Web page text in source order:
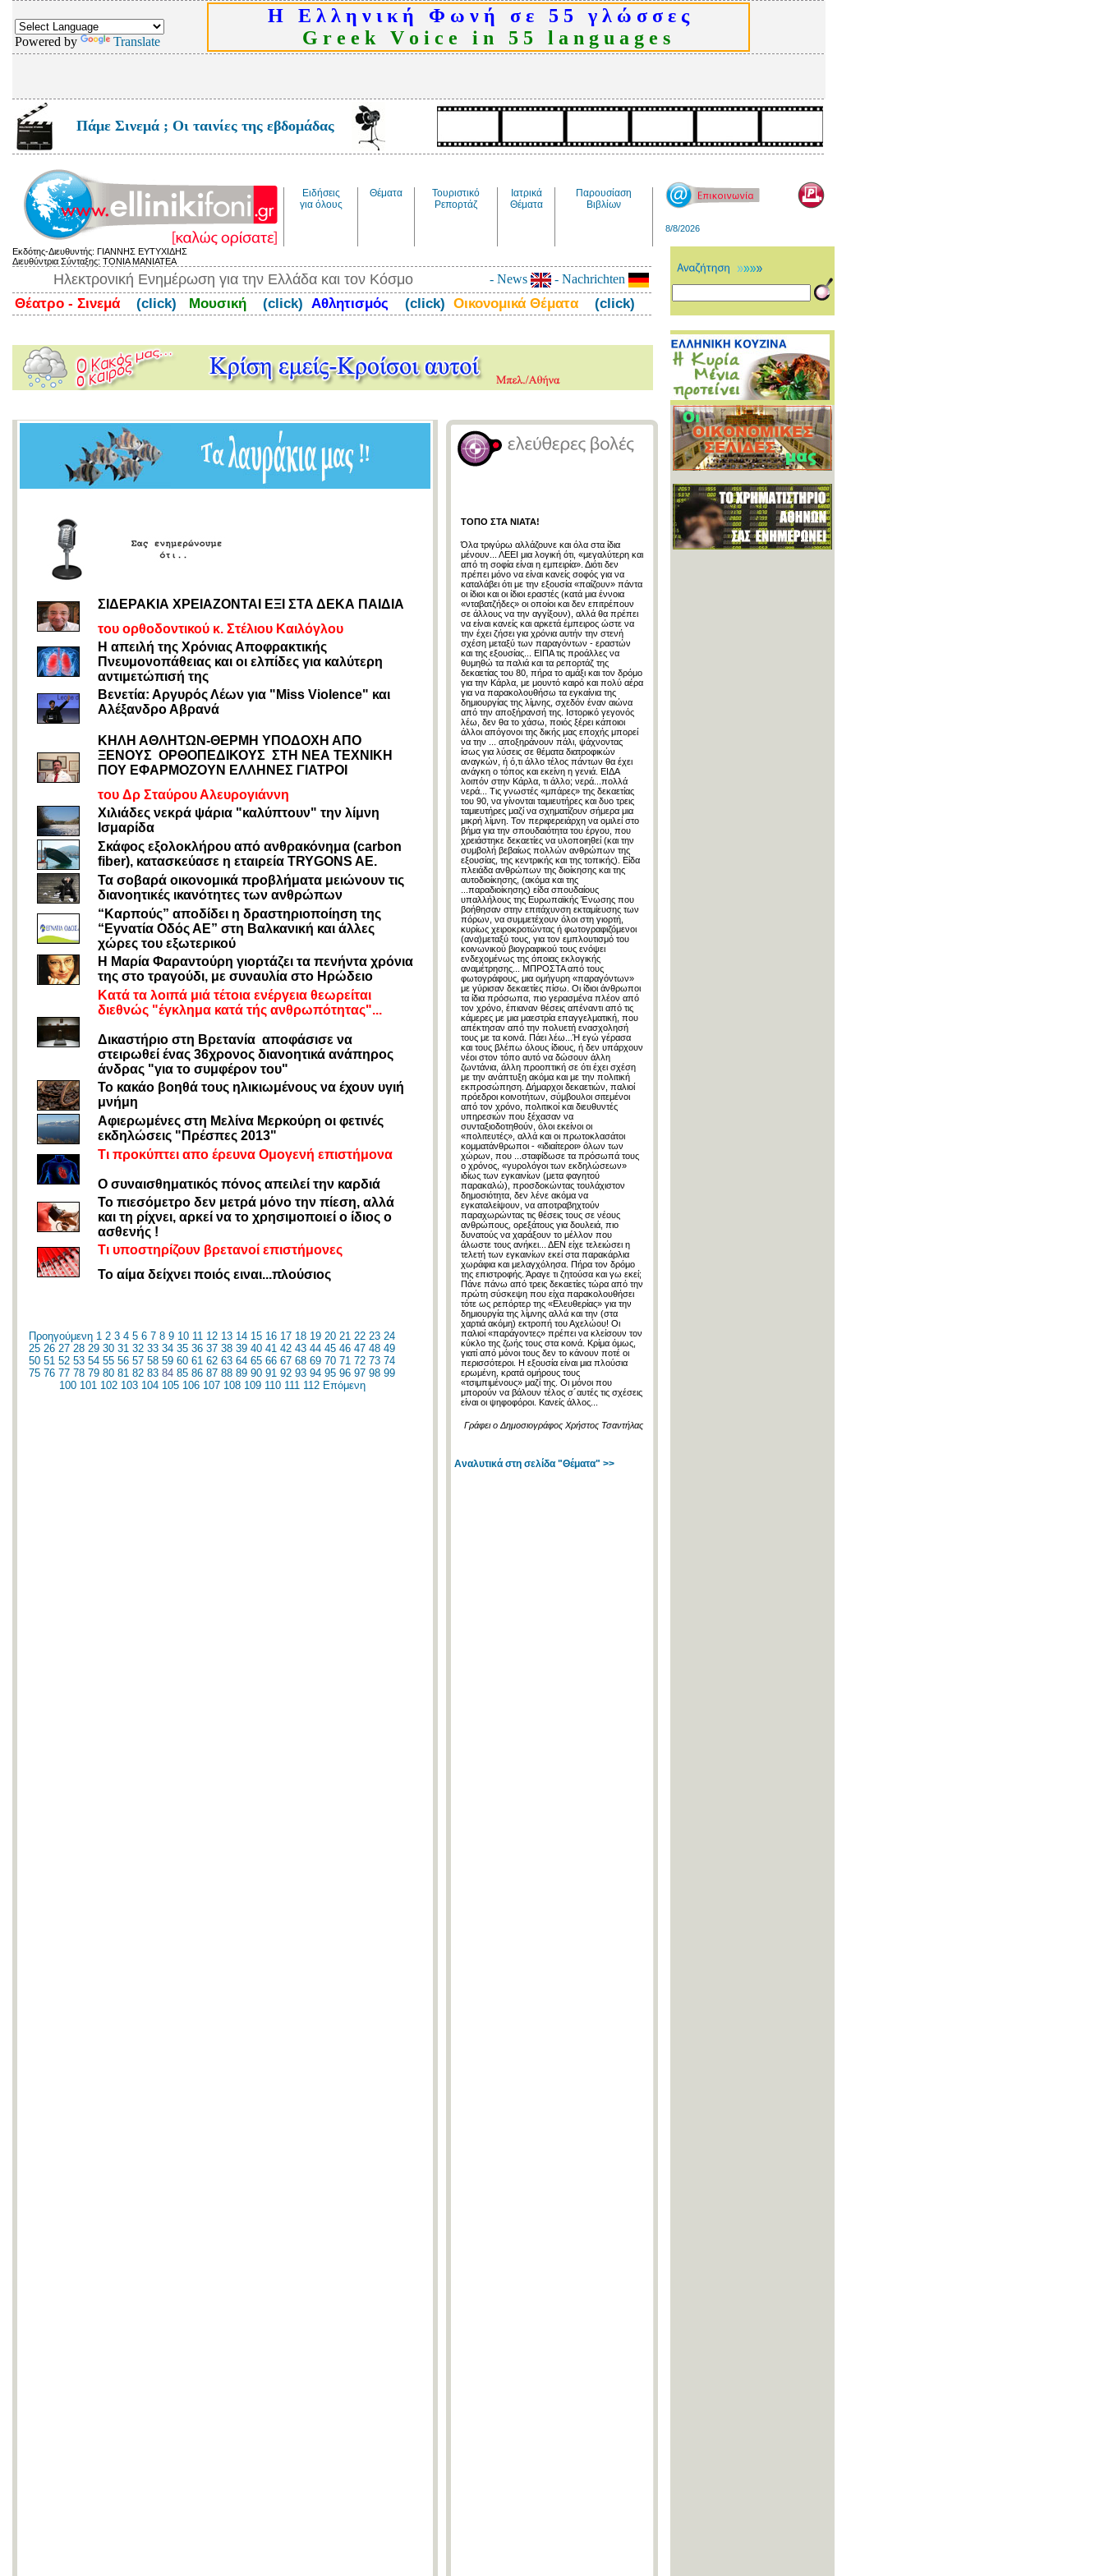
Powered by Translate
Η Ε λ λ η ν ι κ ή Φ ω ν ή σ ε 5 5 γ λ ώ σ σ ε ς
G r e e k V o i c e i n 5 5 l a n g u a g e s
Πάμε Σινεμά ; Οι ταινίες της εβδομάδας
Ειδήσεις
για όλους
Θέματα
Τουριστικό
Ρεπορτάζ
Ιατρικά
Θέματα
Παρουσίαση
Βιβλίων
8/8/2026
Εκδότης-Διευθυντής: ΓΙΑΝΝΗΣ ΕΥΤΥΧΙΔΗΣ
Διευθύντρια Σύνταξης: ΤΟΝΙΑ ΜΑΝΙΑΤΕΑ
Ηλεκτρονική Ενημέρωση για την Ελλάδα και τον Κόσμο - News - Nachrichten
Θέατρο - Σινεμά (click) Μουσική (click) Αθλητισμός (click) Οικονομικά Θέματα (click)
ΣΙΔΕΡΑΚΙΑ ΧΡΕΙΑΖΟΝΤΑΙ ΕΞΙ ΣΤΑ ΔΕΚΑ ΠΑΙΔΙΑ
του ορθοδοντικού κ. Στέλιου Καιλόγλου
H απειλή της Χρόνιας Αποφρακτικής
Πνευμονοπάθειας και οι ελπίδες για καλύτερη
αντιμετώπισή της
Βενετία: Αργυρός Λέων για "Miss Violence" και
Αλέξανδρο Αβρανά
ΚΗΛΗ ΑΘΛΗΤΩΝ-ΘΕΡΜΗ ΥΠΟΔΟΧΗ ΑΠΟ
ΞΕΝΟΥΣ ΟΡΘΟΠΕΔΙΚΟΥΣ ΣΤΗ ΝΕΑ ΤΕΧΝΙΚΗ
ΠΟΥ ΕΦΑΡΜΟΖΟΥΝ ΕΛΛΗΝΕΣ ΓΙΑΤΡΟΙ
του Δρ Σταύρου Αλευρογιάννη
Χιλιάδες νεκρά ψάρια "καλύπτουν" την λίμνη
Ισμαρίδα
Σκάφος εξολοκλήρου από ανθρακόνημα (carbon
fiber), κατασκεύασε η εταιρεία TRYGONS AE.
Τα σοβαρά οικονομικά προβλήματα μειώνουν τις
διανοητικές ικανότητες των ανθρώπων
“Καρπούς” αποδίδει η δραστηριοποίηση της
“Εγνατία Οδός ΑΕ” στη Βαλκανική και άλλες
χώρες του εξωτερικού
Η Μαρία Φαραντούρη γιορτάζει τα πενήντα χρόνια
της στο τραγούδι, με συναυλία στο Ηρώδειο
Κατά τα λοιπά μιά τέτοια ενέργεια θεωρείται
διεθνώς "έγκλημα κατά τής ανθρωπότητας"...
Δικαστήριο στη Βρετανία αποφάσισε να
στειρωθεί ένας 36χρονος διανοητικά ανάπηρος
άνδρας "για το συμφέρον του"
Το κακάο βοηθά τους ηλικιωμένους να έχουν υγιή
μνήμη
Αφιερωμένες στη Μελίνα Μερκούρη οι φετινές
εκδηλώσεις "Πρέσπες 2013"
Τι προκύπτει απο έρευνα Ομογενή επιστήμονα
Ο συναισθηματικός πόνος απειλεί την καρδιά
Το πιεσόμετρο δεν μετρά μόνο την πίεση, αλλά
και τη ρίχνει, αρκεί να το χρησιμοποιεί ο ίδιος ο
ασθενής !
Τι υποστηρίζουν βρετανοί επιστήμονες
Το αίμα δείχνει ποιός ειναι...πλούσιος
Προηγούμενη 1 2 3 4 5 6 7 8 9 10 11 12 13 14 15 16 17 18 19 20 21 22 23 24
25 26 27 28 29 30 31 32 33 34 35 36 37 38 39 40 41 42 43 44 45 46 47 48 49
50 51 52 53 54 55 56 57 58 59 60 61 62 63 64 65 66 67 68 69 70 71 72 73 74
75 76 77 78 79 80 81 82 83 84 85 86 87 88 89 90 91 92 93 94 95 96 97 98 99
100 101 102 103 104 105 106 107 108 109 110 111 112 Επόμενη
ΤΟΠΟ ΣΤΑ ΝΙΑΤΑ!
Όλα τριγύρω αλλάζουνε και όλα στα ίδια
μένουν... ΛΕΕΙ μια λογική ότι, «μεγαλύτερη και
από τη σοφία είναι η εμπειρία». Διότι δεν
πρέπει μόνο να είναι κανείς σοφός για να
καταλάβει ότι με την εξουσία «παίζουν» πάντα
οι ίδιοι και οι ίδιοι εραστές (κατά μια έννοια
«νταβατζήδες» οι οποίοι και δεν επιτρέπουν
σε άλλους να την αγγίξουν), αλλά θα πρέπει
να είναι κανείς και αρκετά έμπειρος ώστε να
την έχει ζήσει για χρόνια αυτήν την στενή
σχέση μεταξύ των παραγόντων - εραστών
και της εξουσίας... ΕΙΠΑ τις προάλλες να
θυμηθώ τα παλιά και τα ρεπορτάζ της
δεκαετίας του 80, πήρα το αμάξι και τον δρόμο
για την Κάρλα, με μουντό καιρό και πολύ αέρα
για να παρακολουθήσω τα εγκαίνια της
δημιουργίας της λίμνης, σχεδόν έναν αιώνα
από την αποξήρανσή της. Ιστορικό γεγονός
λέω, δεν θα το χάσω, ποιός ξέρει κάποιοι
άλλοι απόγονοι της δικής μας εποχής μπορεί
να την ... αποξηράνουν πάλι, ψάχνοντας
ίσως για λύσεις σε θέματα διατροφικών
αναγκών, ή ό,τι άλλο τέλος πάντων θα έχει
ανάγκη ο τόπος και εκείνη η γενιά. ΕΙΔΑ
λοιπόν στην Κάρλα, τι άλλο; νερά...πολλά
νερά... Τις γνωστές «μπάρες» της δεκαετίας
του 90, να γίνονται ταμιευτήρες και δυο τρεις
ταμιευτήρες μαζί να σχηματίζουν σήμερα μια
μικρή λίμνη. Τον περιφερειάρχη να ομιλεί στο
βήμα για την σπουδαιότητα του έργου, που
χρειάστηκε δεκαετίες να υλοποιηθεί (και την
συμβολή βεβαίως πολλών ανθρώπων της
εξουσίας, της κεντρικής και της τοπικής). Είδα
πλειάδα ανθρώπων της διοίκησης και της
αυτοδιοίκησης, (ακόμα και της
...παραδιοίκησης) είδα σπουδαίους
υπαλλήλους της Ευρωπαϊκής Ένωσης που
βοήθησαν στην επιτάχυνση εκταμίευσης των
πόρων, να συμμετέχουν όλοι στη γιορτή,
κυρίως χειροκροτώντας ή φωτογραφιζόμενοι
(ανα)μεταξύ τους, για τον εμπλουτισμό του
κοινωνικού βιογραφικού τους ενόψει
ενδεχομένως της όποιας εκλογικής
αναμέτρησης... ΜΠΡΟΣΤΑ από τους
φωτογράφους, μια ομήγυρη «παραγόντων»
με γύρισαν δεκαετίες πίσω. Οι ίδιοι άνθρωποι
τα ίδια πρόσωπα, πιο γερασμένα πλέον από
τον χρόνο, έπιαναν θέσεις απέναντι από τις
κάμερες με μια μαεστρία επαγγελματική, που
απέκτησαν από την πολυετή ενασχολησή
τους με τα κοινά. Πάει λέω...Ή εγώ γέρασα
και τους βλέπω όλους ίδιους, ή δεν υπάρχουν
νέοι στον τόπο αυτό να δώσουν άλλη
ζωντάνια, άλλη προοπτική σε ότι έχει σχέση
με την ανάπτυξη ακόμα και με την πολιτική
εκπροσώπηση. Δήμαρχοι δεκαετιών, παλιοί
πρόεδροι κοινοτήτων, σύμβουλοι σιτεμένοι
από τον χρόνο, πολιτικοί και διευθυντές
υπηρεσιών που ξέχασαν να
συνταξιοδοτηθούν, όλοι εκείνοι οι
«πολιτευτές», αλλά και οι πρωτοκλασάτοι
κομματάνθρωποι - «ιδιαίτεροι» όλων των
χώρων, που ...σταφίδωσε τα πρόσωπά τους
ο χρόνος, «γυρολόγοι των εκδηλώσεων»
ιδίως των εγκαινίων (μετα φαγητού
παρακαλώ), προσδοκώντας τουλάχιστον
δημοσιότητα, δεν λένε ακόμα να
εγκαταλείψουν, να αποτραβηχτούν
παραχωρώντας τις θέσεις τους σε νέους
ανθρώπους, ορεξάτους για δουλειά, πιο
δυνατούς να χαράξουν το μέλλον που
άλωστε τους ανήκει... ΔΕΝ είχε τελειώσει η
τελετή των εγκαινίων εκεί στα παρακάρλια
χωράφια και μελαγχόλησα. Πήρα τον δρόμο
της επιστροφής. Άραγε τι ζητούσα και γω εκεί;
Πάνε πάνω από τρεις δεκαετίες τώρα από την
πρώτη σύσκεψη που είχα παρακολουθήσει
τότε ως ρεπόρτερ της «Ελευθερίας» για την
δημιουργία της λίμνης αλλά και την (στα
χαρτιά ακόμη) εκτροπή του Αχελώου! Οι
παλιοί «παράγοντες» πρέπει να κλείσουν τον
κύκλο της ζωής τους στα κοινά. Κρίμα όμως,
γιατί από μόνοι τους δεν το κάνουν ποτέ οι
περισσότεροι. Η εξουσία είναι μια πλούσια
ερωμένη, κρατά ομήρους τους
«τσιμπιμένους» μαζί της. Οι μόνοι που
μπορούν να βάλουν τέλος σ´αυτές τις σχέσεις
είναι οι ψηφοφόροι. Κανείς άλλος...
Γράφει ο Δημοσιογράφος Χρήστος Τσαντήλας
Αναλυτικά στη σελίδα "Θέματα" >>